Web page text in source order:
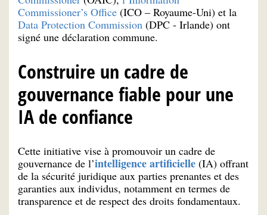
Commissioner’s Office (ICO – Royaume-Uni) et la
Data Protection Commission (DPC - Irlande) ont
signé une déclaration commune.
Construire un cadre de
gouvernance fiable pour une
IA de confiance
Cette initiative vise à promouvoir un cadre de
gouvernance de l’intelligence artificielle (IA) offrant
de la sécurité juridique aux parties prenantes et des
garanties aux individus, notamment en termes de
transparence et de respect des droits fondamentaux.